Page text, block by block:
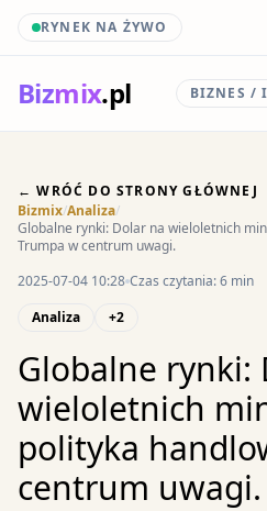
RYNEK NA ŻYWO
Bizmix.pl BIZNES /
← WRÓĆ DO STRONY GŁÓWNEJ
Bizmix/Analiza/
Globalne rynki: Dolar na wieloletnich
Trumpa w centrum uwagi.
2025-07-04 10:28 Czas czytania: 6 min
Analiza
+2
Globalne rynki:
wieloletnich
polityka
centrum uwagi.